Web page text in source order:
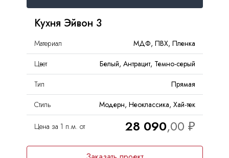
Кухня Эйвон 3
Материал
МДФ, ПВХ, Пленка
Цвет
Белый, Антрацит, Темно-серый
Тип
Прямая
Стиль
Модерн, Неоклассика, Хай-тек
Цена за 1 п.м. от 28 090